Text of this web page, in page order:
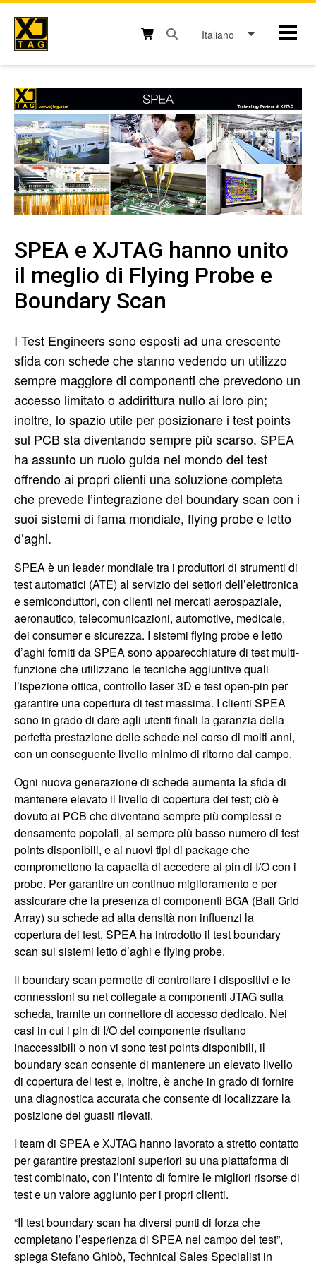
Skip
content
Italiano
SPEA e XJTAG hanno unito
il meglio di Flying Probe e
Boundary Scan
I Test Engineers sono esposti ad una crescente
sfida con schede che stanno vedendo un utilizzo
sempre maggiore di componenti che prevedono un
accesso limitato o addirittura nullo ai loro pin;
inoltre, lo spazio utile per posizionare i test points
sul PCB sta diventando sempre più scarso. SPEA
ha assunto un ruolo guida nel mondo del test
offrendo ai propri clienti una soluzione completa
che prevede l’integrazione del boundary scan con i
suoi sistemi di fama mondiale, flying probe e letto
d’aghi.
SPEA è un leader mondiale tra i produttori di strumenti di
test automatici (ATE) al servizio dei settori dell’elettronica
e semiconduttori, con clienti nei mercati aerospaziale,
aeronautico, telecomunicazioni, automotive, medicale,
dei consumer e sicurezza. I sistemi flying probe e letto
d’aghi forniti da SPEA sono apparecchiature di test multi-
funzione che utilizzano le tecniche aggiuntive quali
l’ispezione ottica, controllo laser 3D e test open-pin per
garantire una copertura di test massima. I clienti SPEA
sono in grado di dare agli utenti finali la garanzia della
perfetta prestazione delle schede nel corso di molti anni,
con un conseguente livello minimo di ritorno dal campo.
Ogni nuova generazione di schede aumenta la sfida di
mantenere elevato il livello di copertura dei test; ciò è
dovuto ai PCB che diventano sempre più complessi e
densamente popolati, al sempre più basso numero di test
points disponibili, e ai nuovi tipi di package che
compromettono la capacità di accedere ai pin di I/O con i
probe. Per garantire un continuo miglioramento e per
assicurare che la presenza di componenti BGA (Ball Grid
Array) su schede ad alta densità non influenzi la
copertura dei test, SPEA ha introdotto il test boundary
scan sui sistemi letto d’aghi e flying probe.
Il boundary scan permette di controllare i dispositivi e le
connessioni su net collegate a componenti JTAG sulla
scheda, tramite un connettore di accesso dedicato. Nei
casi in cui i pin di I/O del componente risultano
inaccessibili o non vi sono test points disponibili, il
boundary scan consente di mantenere un elevato livello
di copertura del test e, inoltre, è anche in grado di fornire
una diagnostica accurata che consente di localizzare la
posizione dei guasti rilevati.
I team di SPEA e XJTAG hanno lavorato a stretto contatto
per garantire prestazioni superiori su una piattaforma di
test combinato, con l’intento di fornire le migliori risorse di
test e un valore aggiunto per i propri clienti.
“Il test boundary scan ha diversi punti di forza che
completano l’esperienza di SPEA nel campo del test”,
spiega Stefano Ghibò, Technical Sales Specialist in